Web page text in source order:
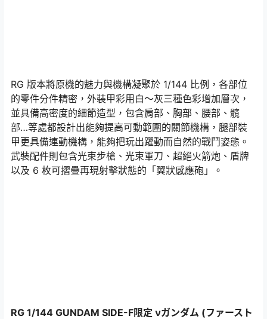
RG 版本將原機的魅力與機構凝聚於 1/144 比例，各部位
的零件分件精密，外裝甲彩用白～灰三種色彩增加層次，
並具備高密度的細節造型，包含肩部、胸部、腰部、髖
部…等處都設計出能夠提高可動範圍的關節機構，腿部裝
甲更具備連動機構，能夠把玩出躍動而自然的戰鬥姿態。
武裝配件則包含光束步槍、光束軍刀、超絕火箭炮、盾牌
以及 6 枚可摺疊再現射擊狀態的「翼狀感應砲」。
RG 1/144 GUNDAM SIDE-F限定 νガンダム (ファースト